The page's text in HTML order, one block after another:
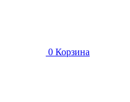
0 Корзина